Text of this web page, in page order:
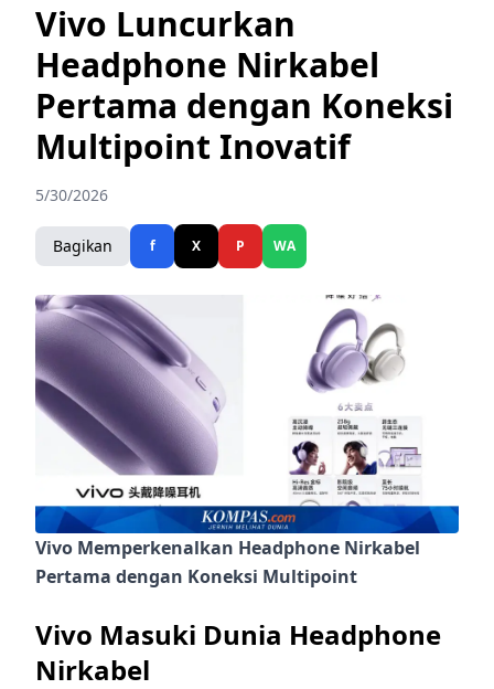
Vivo Luncurkan
Headphone Nirkabel
Pertama dengan Koneksi
Multipoint Inovatif
5/30/2026
Bagikan f X P WA
Vivo Memperkenalkan Headphone Nirkabel
Pertama dengan Koneksi Multipoint
Vivo Masuki Dunia Headphone
Nirkabel